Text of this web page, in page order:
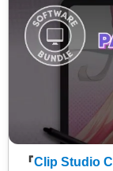
『Clip Studio